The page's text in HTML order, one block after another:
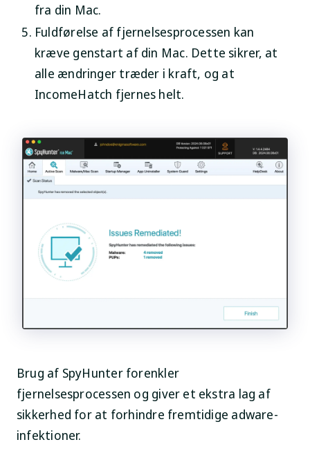
fra din Mac.
Fuldførelse af fjernelsesprocessen kan
kræve genstart af din Mac. Dette sikrer, at
alle ændringer træder i kraft, og at
IncomeHatch fjernes helt.
Brug af SpyHunter forenkler
fjernelsesprocessen og giver et ekstra lag af
sikkerhed for at forhindre fremtidige adware-
infektioner.